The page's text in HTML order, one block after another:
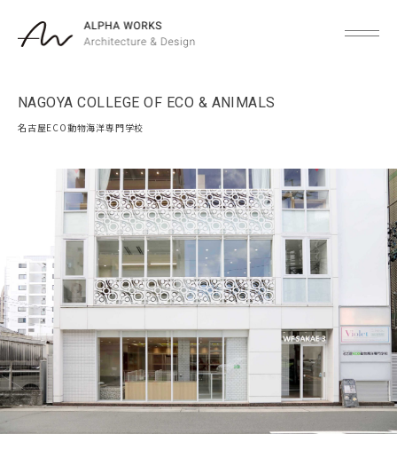
NAGOYA COLLEGE OF ECO & ANIMALS
名古屋ECO動物海洋専門学校